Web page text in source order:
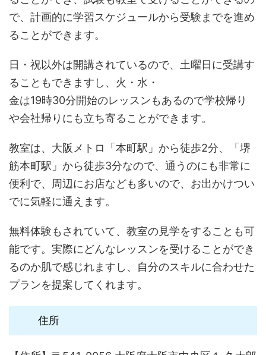
で、計画的に学習スケジュールから受験までを進め
ることができます。
日・祝以外は開講されているので、土曜日に受講す
ることもできますし、火・水・
金は19時30分開始のレッスンもあるので学校帰り
や会社帰りにも立ち寄ることができます。
教室は、大阪メトロ「本町駅」から徒歩2分、「堺
筋本町駅」から徒歩3分なので、通うのにも非常に
便利で、周辺にお店なども多いので、お出かけつい
でに気軽に通えます。
無料体験もされていて、教室の見学をすることも可
能です。実際にどんなレッスンを受けることができ
るのか肌で感じれますし、自分のスキルに合わせた
プランを提案してくれます。
住所